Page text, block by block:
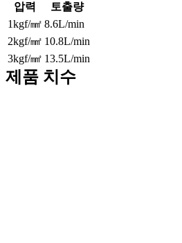
압력
토출량
1kgf/㎟ 8.6L/min
2kgf/㎟ 10.8L/min
3kgf/㎟ 13.5L/min
제품 치수